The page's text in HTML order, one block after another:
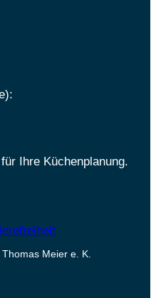
Ihre Küchenplanung.
Meier e. K.